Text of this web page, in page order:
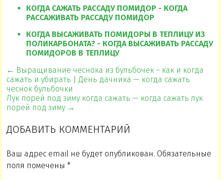
КОГДА САЖАТЬ РАССАДУ ПОМИДОР - КОГДА
РАССАЖИВАТЬ РАССАДУ ПОМИДОР
КОГДА ВЫСАЖИВАТЬ ПОМИДОРЫ В ТЕПЛИЦУ ИЗ
ПОЛИКАРБОНАТА? - КОГДА ВЫСАЖИВАТЬ РАССАДУ
ПОМИДОРОВ В ТЕПЛИЦУ
← Выращивание чеснока из бульбочек – как и когда
сажать и убирать | День дачника — когда сажать
чеснок бульбочки
Лук порей под зиму когда сажать — когда сажать лук
порей под зиму →
ДОБАВИТЬ КОММЕНТАРИЙ
Ваш адрес email не будет опубликован. Обязательные
поля помечены*